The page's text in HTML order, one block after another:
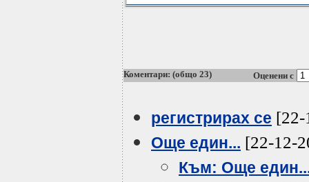
Коментари: (общо 23) Оценени с
регистрирах се [22-
Още един... [22-12-
Към: Още